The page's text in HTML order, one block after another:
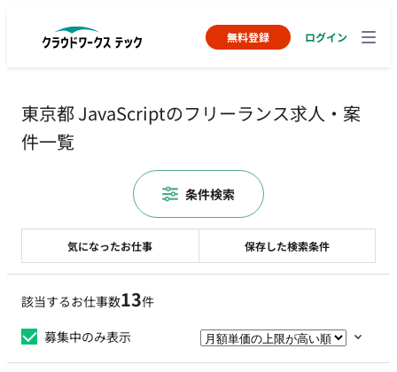
無料登録 ログイン
東京都 JavaScriptのフリーランス求人・案
件一覧
該当するお仕事数13件
募集中のみ表示
気になったお仕事 保存した検索条件
条件検索